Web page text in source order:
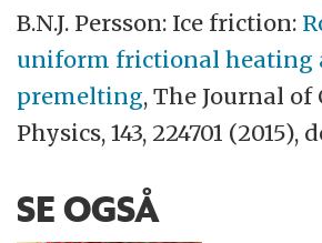
B.N.J. Persson: Ice friction:
uniform frictional heating
premelting, The Journal of
Physics, 143, 224701 (2015),
SE OGSÅ